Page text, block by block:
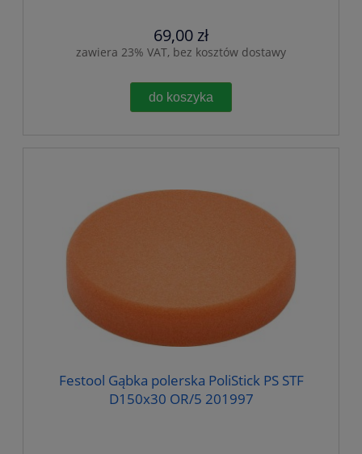
69,00 zł
zawiera 23% VAT, bez kosztów dostawy
do koszyka
Festool Gąbka polerska PoliStick PS STF
D150x30 OR/5 201997